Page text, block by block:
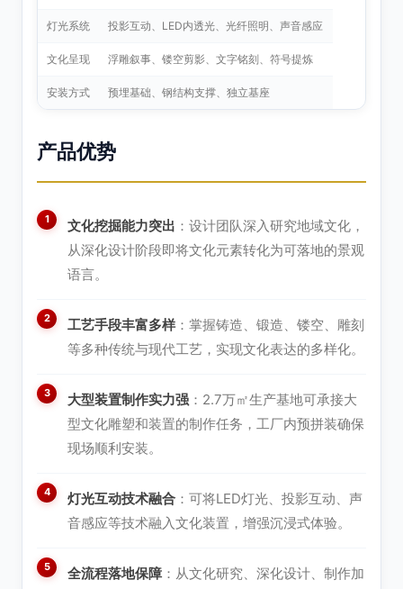
灯光系统 投影互动、LED内透光、光纤照明、声音感应
文化呈现 浮雕叙事、镂空剪影、文字铭刻、符号提炼
安装方式 预埋基础、钢结构支撑、独立基座
产品优势
文化挖掘能力突出 ：设计团队深入研究地域文化，
从深化设计阶段即将文化元素转化为可落地的景观
语言。
工艺手段丰富多样 ：掌握铸造、锻造、镂空、雕刻
等多种传统与现代工艺，实现文化表达的多样化。
大型装置制作实力强 ：2.7万㎡生产基地可承接大
型文化雕塑和装置的制作任务，工厂内预拼装确保
现场顺利安装。
灯光互动技术融合 ：可将LED灯光、投影互动、声
音感应等技术融入文化装置，增强沉浸式体验。
全流程落地保障 ：从文化研究、深化设计、制作加